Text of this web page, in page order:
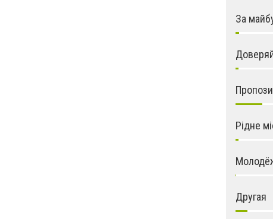
За
Рідне
Другая